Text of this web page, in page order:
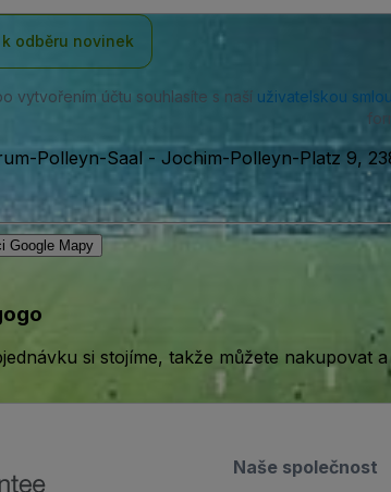
odběru novinek
vytvořením účtu souhlasíte s naší uživatelskou
Polleyn-Saal - Jochim-Polleyn-Platz 9,
Google Mapy
si stojíme, takže můžete nakupovat
Naše společnost